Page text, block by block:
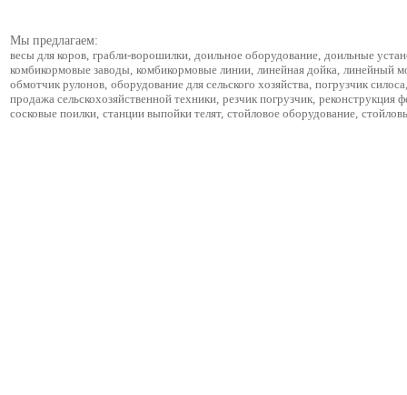
Мы предлагаем:
весы для коров, грабли-ворошилки, доильное оборудование, доильные
комбикормовые заводы, комбикормовые линии, линейная дойка, линейный
обмотчик рулонов, оборудование для сельского хозяйства, погрузчик силоса,
продажа сельскохозяйственной техники, резчик погрузчик, реконструкция
сосковые поилки, станции выпойки телят, стойловое оборудование,